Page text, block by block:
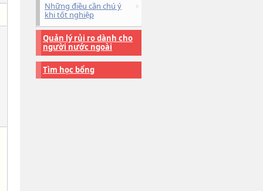
Những điều cần chú ý
khi tốt nghiệp
Quản lý rủi ro dành cho
người nước ngoài
Tìm học bổng